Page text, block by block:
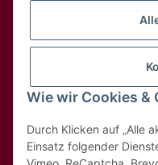
Wie wir Cookies &
Durch Klicken auf „Alle
Einsatz folgender
Hilfe & Kontakt
Rechtliches